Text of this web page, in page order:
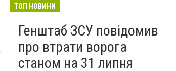
ТОП НОВИНИ
Генштаб ЗСУ повідомив
про втрати ворога
станом на 31 липня